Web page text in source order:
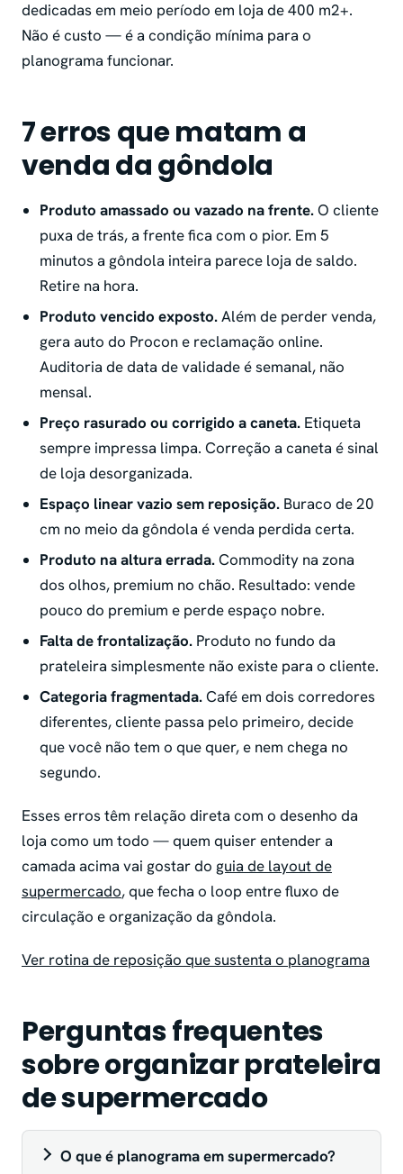
dedicadas em meio período em loja de 400 m2+.
Não é custo — é a condição mínima para o
planograma funcionar.
7 erros que matam a
venda da gôndola
Produto amassado ou vazado na frente.O cliente
puxa de trás, a frente fica com o pior. Em 5
minutos a gôndola inteira parece loja de saldo.
Retire na hora.
Produto vencido exposto.Além de perder venda,
gera auto do Procon e reclamação online.
Auditoria de data de validade é semanal, não
mensal.
Preço rasurado ou corrigido a caneta. Etiqueta
sempre impressa limpa. Correção a caneta é sinal
de loja desorganizada.
Espaço linear vazio sem reposição. Buraco de 20
cm no meio da gôndola é venda perdida certa.
Produto na altura errada.Commodity na zona
dos olhos, premium no chão. Resultado: vende
pouco do premium e perde espaço nobre.
Falta de frontalização. Produto no fundo da
prateleira simplesmente não existe para o cliente.
Categoria fragmentada.Café em dois corredores
diferentes, cliente passa pelo primeiro, decide
que você não tem o que quer, e nem chega no
segundo.
Esses erros têm relação direta com o desenho da
loja como um todo — quem quiser entender a
camada acima vai gostar do guia de layout de
supermercado, que fecha o loop entre fluxo de
circulação e organização da gôndola.
Ver rotina de reposição que sustenta o planograma
Perguntas frequentes
sobre organizar prateleira
de supermercado
O que é planograma em supermercado?